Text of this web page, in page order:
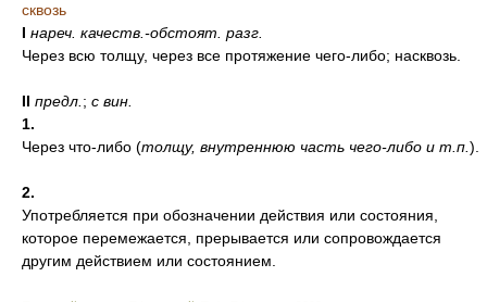
сквозь
I нареч. качеств.-обстоят. разг.
Через всю толщу, через все протяжение чего-либо; насквозь.
II предл. ; с вин.
1.
Через что-либо (толщу, внутреннюю часть чего-либо и т.п. )
2.
Употребляется при обозначении действия или состояния,
которое перемежается, прерывается или сопровождается
другим действием или состоянием.